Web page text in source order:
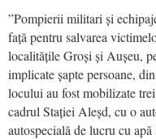
”Pompierii militari și
față pentru salvarea
localitățile Groși și Aușeu,
implicate șapte persoane,
locului au fost mobilizate
cadrul Stației Aleșd, cu o
autospecială de lucru cu